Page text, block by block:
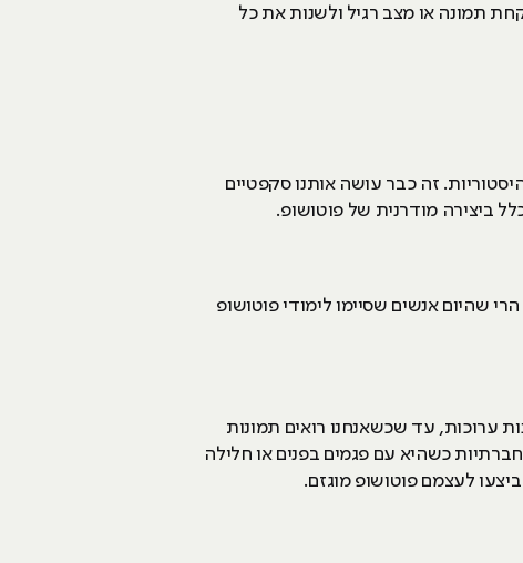
תמונה או מצב רגיל ולשנות את כל
זה כבר עושה אותנו סקפטיים
ביצירה מודרנית של פוטושופ.
שהיום אנשים שסיימו לימודי פוטושופ
ערוכות, עד שכשאנחנו רואים תמונות
כשהיא עם פגמים בפנים או חלילה
לעצמם פוטושופ מוגזם.